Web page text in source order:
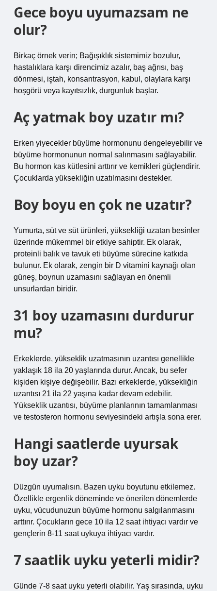
Gece boyu uyumazsam ne
olur?
Birkaç örnek verin; Bağışıklık sistemimiz bozulur,
hastalıklara karşı direncimiz azalır, baş ağrısı, baş
dönmesi, iştah, konsantrasyon, kabul, olaylara karşı
hoşgörü veya kayıtsızlık, durgunluk başlar.
Aç yatmak boy uzatır mı?
Erken yiyecekler büyüme hormonunu dengeleyebilir ve
büyüme hormonunun normal salınmasını sağlayabilir.
Bu hormon kas kütlesini arttırır ve kemikleri güçlendirir.
Çocuklarda yüksekliğin uzatılmasını destekler.
Boy boyu en çok ne uzatır?
Yumurta, süt ve süt ürünleri, yüksekliği uzatan besinler
üzerinde mükemmel bir etkiye sahiptir. Ek olarak,
proteinli balık ve tavuk eti büyüme sürecine katkıda
bulunur. Ek olarak, zengin bir D vitamini kaynağı olan
güneş, boynun uzamasını sağlayan en önemli
unsurlardan biridir.
31 boy uzamasını durdurur
mu?
Erkeklerde, yükseklik uzatmasının uzantısı genellikle
yaklaşık 18 ila 20 yaşlarında durur. Ancak, bu sefer
kişiden kişiye değişebilir. Bazı erkeklerde, yüksekliğin
uzantısı 21 ila 22 yaşına kadar devam edebilir.
Yükseklik uzantısı, büyüme planlarının tamamlanması
ve testosteron hormonu seviyesindeki artışla sona erer.
Hangi saatlerde uyursak
boy uzar?
Düzgün uyumalısın. Bazen uyku boyutunu etkilemez.
Özellikle ergenlik döneminde ve önerilen dönemlerde
uyku, vücudunuzun büyüme hormonu salgılanmasını
arttırır. Çocukların gece 10 ila 12 saat ihtiyacı vardır ve
gençlerin 8-11 saat uykuya ihtiyacı vardır.
7 saatlik uyku yeterli midir?
Günde 7-8 saat uyku yeterli olabilir. Yaş sırasında, uyku